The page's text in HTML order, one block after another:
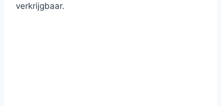
verkrijgbaar.